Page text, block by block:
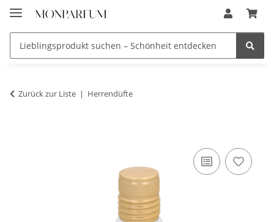
Zurück zur Liste Herrendüfte